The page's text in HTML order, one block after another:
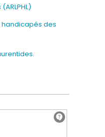
handicapés des